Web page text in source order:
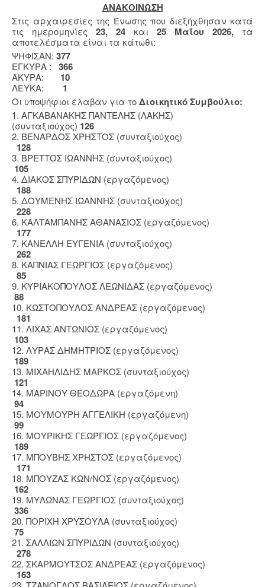
ΑΝΑΚΟΙΝΩΣΗ
Στις αρχαιρεσίες της Ένωσης που διεξήχθησαν κατά
τις ημερομηνίες 23, 24 και 25 Μαΐου 2026, τα
αποτελέσματα είναι τα κάτωθι:
ΨΗΦΙΣΑΝ: 377
EΓΚΥΡΑ : 366
ΑΚΥΡΑ: 10
ΛΕΥΚΑ: 1
Οι υποψήφιοι έλαβαν για τοΔιοικητικό Συμβούλιο:
1. ΑΓΚΑΒΑΝΑΚΗΣ ΠΑΝΤΕΛΗΣ (ΛΑΚΗΣ)
(συνταξιούχος) 126
2. ΒΕΝΑΡΔΟΣ ΧΡΗΣΤΟΣ (συνταξιούχος)
128
3. ΒΡΕΤΤΟΣ ΙΩΑΝΝΗΣ (συνταξιούχος)
105
4. ΔΙΑΚΟΣ ΣΠΥΡΙΔΩΝ (εργαζόμενος)
188
5. ΔΟΥΜΕΝΗΣ ΙΩΑΝΝΗΣ (συνταξιούχος)
228
6. ΚΑΛΤΑΜΠΑΝΗΣ ΑΘΑΝΑΣΙΟΣ (εργαζόμενος)
177
7. ΚΑΝΕΛΛΗ ΕΥΓΕΝΙΑ (συνταξιούχος)
262
8. ΚΑΠΝΙΑΣ ΓΕΩΡΓΙΟΣ (εργαζόμενος)
85
9. ΚΥΡΙΑΚΟΠΟΥΛΟΣ ΛΕΩΝΙΔΑΣ (εργαζόμενος)
88
10. ΚΩΣΤΟΠΟΥΛΟΣ ΑΝΔΡΕΑΣ (εργαζόμενος)
181
11. ΛΙΧΑΣ ΑΝΤΩΝΙΟΣ (εργαζόμενος)
103
12. ΛΥΡΑΣ ΔΗΜΗΤΡΙΟΣ (εργαζόμενος)
189
13. ΜΙΧΑΗΛΙΔΗΣ ΜΑΡΚΟΣ (συνταξιούχος)
121
14. ΜΑΡΙΝΟΥ ΘΕΟΔΩΡΑ (εργαζόμενη)
94
15. ΜΟΥΜΟΥΡΗ ΑΓΓΕΛΙΚΗ (εργαζόμενη)
99
16. ΜΟΥΡΙΚΗΣ ΓΕΩΡΓΙΟΣ (εργαζόμενος)
189
17. ΜΠΟΥΒΗΣ ΧΡΗΣΤΟΣ (εργαζόμενος)
171
18. ΜΠΟΥΖΑΣ ΚΩΝ/ΝΟΣ (εργαζόμενος)
162
19. ΜΥΛΩΝΑΣ ΓΕΩΡΓΙΟΣ (συνταξιούχος)
336
20. ΠΟΡΙΧΗ ΧΡΥΣΟΥΛΑ (συνταξιούχος)
75
21. ΣΑΛΛΙΩΝ ΣΠΥΡΙΔΩΝ (συνταξιούχος)
278
22. ΣΚΑΡΜΟΥΤΣΟΣ ΑΝΔΡΕΑΣ (εργαζόμενος)
163